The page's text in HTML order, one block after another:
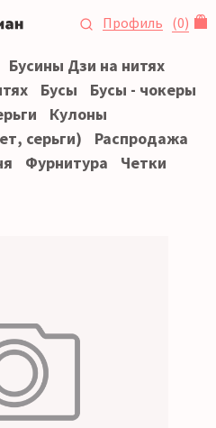
Профиль (0)
Бусины Дзи на нитях
Бусы
Бусы - чокеры
Кулоны
серьги)
Распродажа
Фурнитура Четки